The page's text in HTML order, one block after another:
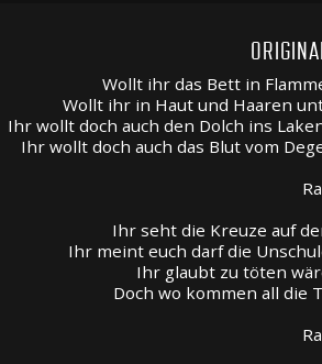
Wollt ihr das Bett in
Wollt ihr in Haut und Haaren
Ihr wollt doch auch den Dolch ins
Ihr wollt doch auch das Blut vom
Ihr seht die Kreuze auf
Ihr meint euch darf die
Ihr glaubt zu töten
Doch wo kommen all die